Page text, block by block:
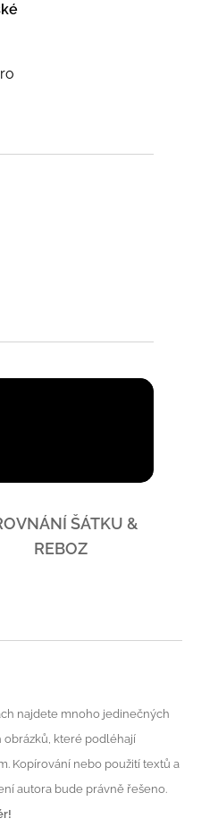
ŠÁTKU &
REBOZ
najdete mnoho jedinečných
obrázků, které podléhají
Kopírování nebo použití textů a
autora bude právně řešeno.